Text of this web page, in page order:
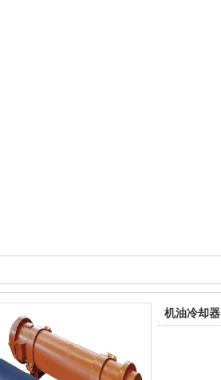
机油冷却器